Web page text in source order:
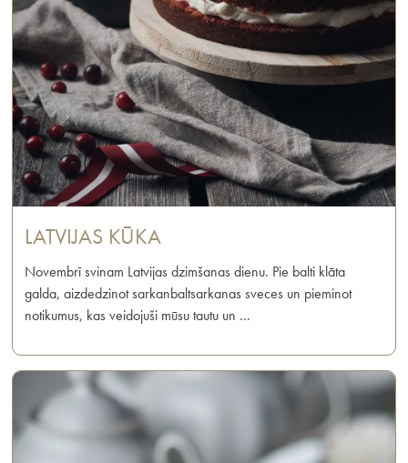
LATVIJAS KŪKA
Novembrī svinam Latvijas dzimšanas dienu. Pie balti klāta
galda, aizdedzinot sarkanbaltsarkanas sveces un pieminot
notikumus, kas veidojuši mūsu tautu un …